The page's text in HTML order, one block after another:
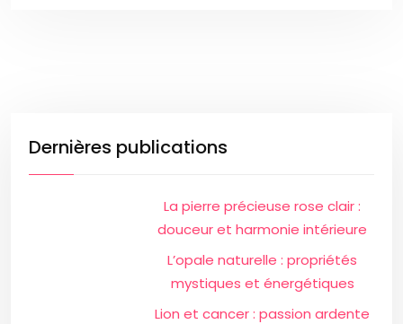
Dernières publications
La pierre précieuse rose clair :
douceur et harmonie intérieure
L’opale naturelle : propriétés
mystiques et énergétiques
Lion et cancer : passion ardente